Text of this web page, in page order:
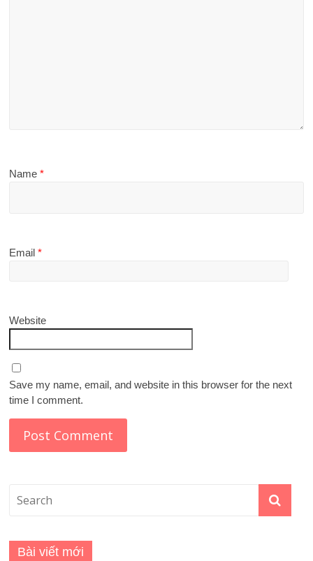
Name*
Email*
Website
Save my name, email, and website in this browser for the next
time I comment.
Bài viết mới